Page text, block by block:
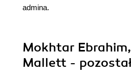
admina.
Mokhtar
Mallett -